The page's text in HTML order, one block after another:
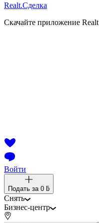
Realt.Сделка
Скачайте приложение Realt
Войти
Подать за 0 ƃ
Снять
Бизнес-центр